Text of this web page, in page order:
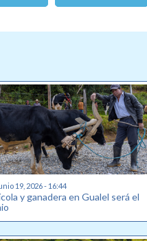
19, 2026 - 16:44
y ganadera en Gualel será el